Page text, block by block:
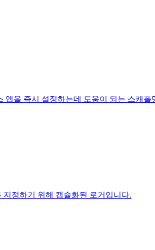
앱을 즉시 설정하는데 도움이 되는 스캐폴
정하기 위해 캡슐화된 로거입니다.